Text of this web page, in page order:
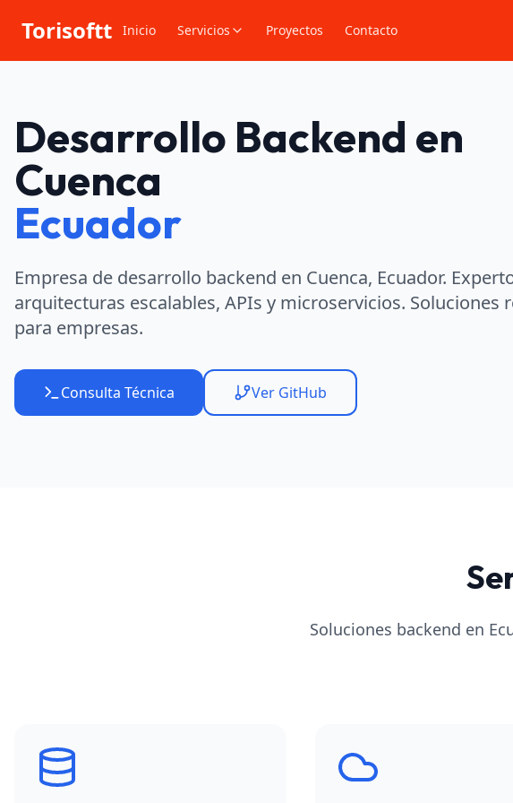
Torisoftt Inicio Servicios Proyectos Contacto
Desarrollo Backend en
Cuenca
Ecuador
Empresa de desarrollo backend en Cuenca, Ecuador.
arquitecturas escalables, APIs y microservicios. Soluciones
para empresas.
Consulta Técnica Ver GitHub
Soluciones backend en